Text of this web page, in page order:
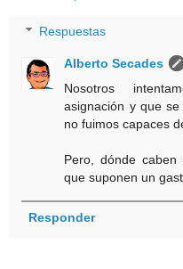
Respuestas
Alberto Secades
Nosotros
asignación y que
no fuimos capaces
Pero, dónde
que suponen un
Responder